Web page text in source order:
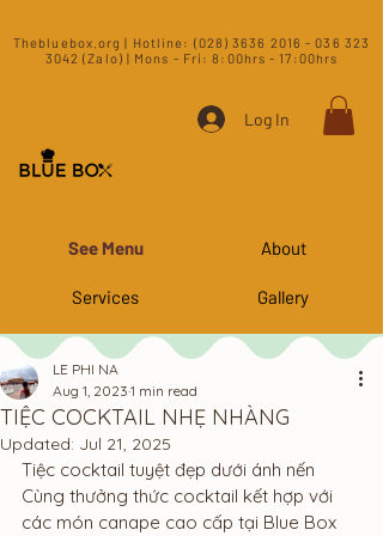
​Thebluebox.org | Hotline: (028) 3636 2016 - 036 323
3042 (Zalo) | Mons - Fri: 8:00hrs - 17:00hrs​
Log In
See Menu
Services
About
Gallery
TIỆC COCKTAIL NHẸ NHÀNG
LE PHI NA
Aug 1, 2023 1 min read
Updated: Jul 21, 2025
Tiệc cocktail tuyệt đẹp dưới ánh nến
Cùng thưởng thức cocktail kết hợp với
các món canape cao cấp tại Blue Box